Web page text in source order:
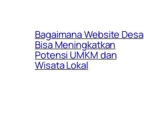
Bagaimana Website Desa
Bisa Meningkatkan
Potensi UMKM dan
Wisata Lokal